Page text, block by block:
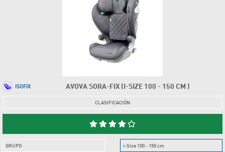
AVOVA SORA-FIX (I-SIZE 100 - 150 CM )
ISOFIX
CLASIFICACIÓN
GRUPO i-Size 100 - 150 cm